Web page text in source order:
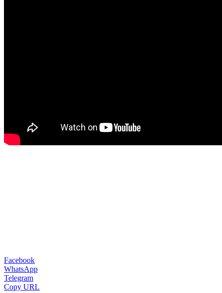
Facebook
WhatsApp
Telegram
Copy URL